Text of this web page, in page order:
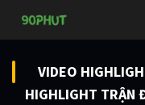
VIDEO
HIGHLIGHT TRẬN